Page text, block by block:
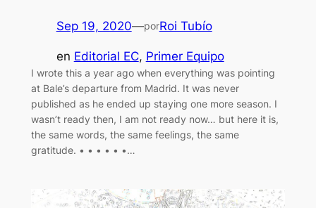
Sep 19, 2020—porRoi Tubío
en Editorial EC, Primer Equipo
I wrote this a year ago when everything was pointing
at Bale’s departure from Madrid. It was never
published as he ended up staying one more season. I
wasn’t ready then, I am not ready now… but here it is,
the same words, the same feelings, the same
gratitude. • • • • • •…